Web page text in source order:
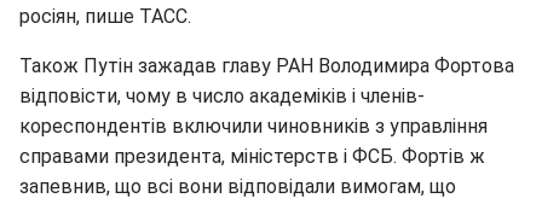
росіян, пише ТАСС.
Також Путін зажадав главу РАН Володимира Фортова
відповісти, чому в число академіків і членів-
кореспондентів включили чиновників з управління
справами президента, міністерств і ФСБ. Фортів ж
запевнив, що всі вони відповідали вимогам, що